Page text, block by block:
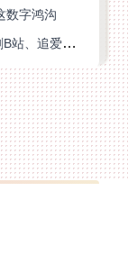
数字鸿沟
Quickback和巨鲸好用吗？在海外深夜想刷B站、追爱奇艺的你，或许正需要这份答案